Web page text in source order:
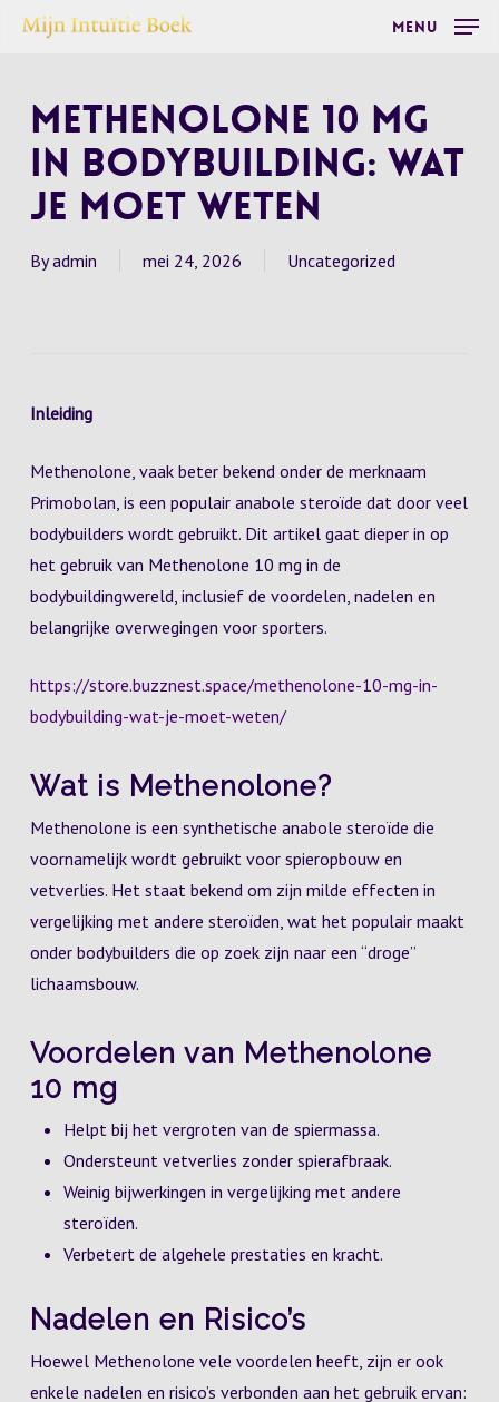
Skip
content
Menu
Methenolone 10 mg
in Bodybuilding: Wat
je Moet Weten
By admin mei 24, 2026 Uncategorized
Inleiding
Methenolone, vaak beter bekend onder de merknaam
Primobolan, is een populair anabole steroïde dat door veel
bodybuilders wordt gebruikt. Dit artikel gaat dieper in op
het gebruik van Methenolone 10 mg in de
bodybuildingwereld, inclusief de voordelen, nadelen en
belangrijke overwegingen voor sporters.
https://store.buzznest.space/methenolone-10-mg-in-
bodybuilding-wat-je-moet-weten/
Wat is Methenolone?
Methenolone is een synthetische anabole steroïde die
voornamelijk wordt gebruikt voor spieropbouw en
vetverlies. Het staat bekend om zijn milde effecten in
vergelijking met andere steroïden, wat het populair maakt
onder bodybuilders die op zoek zijn naar een “droge”
lichaamsbouw.
Voordelen van Methenolone
10 mg
Helpt bij het vergroten van de spiermassa.
Ondersteunt vetverlies zonder spierafbraak.
Weinig bijwerkingen in vergelijking met andere
steroïden.
Verbetert de algehele prestaties en kracht.
Nadelen en Risico’s
Hoewel Methenolone vele voordelen heeft, zijn er ook
enkele nadelen en risico’s verbonden aan het gebruik ervan: